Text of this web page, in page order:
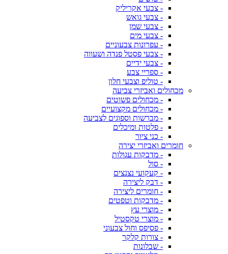
- צבעי אקריליק
- צבעי גואש
- צבעי שמן
- צבעי מים
- עפרונות צבעוניים
- צבעי פסטל פנדה ושעווה
- צבעי ידיים
- ספריי צבע
- טוליפ וצבעי חלון
מכחולים ואביזרי צביעה
- מכחולים פשוטים
- מכחולים מקצועיים
- מברשות וספוגים לצביעה
- פלטות ומיכלים
- כני ציור
חומרים ואביזרי יצירה
- מדבקות עגולות
- סול
- קעקועי נצנצים
- דבק ליצירה
- חומרים ליצירה
- מדבקות וטפטים
- מוצרי עץ
- מוצרי טקסטיל
- פסיפס וחול צבעוני
- צורות קלקר
- שבלונות